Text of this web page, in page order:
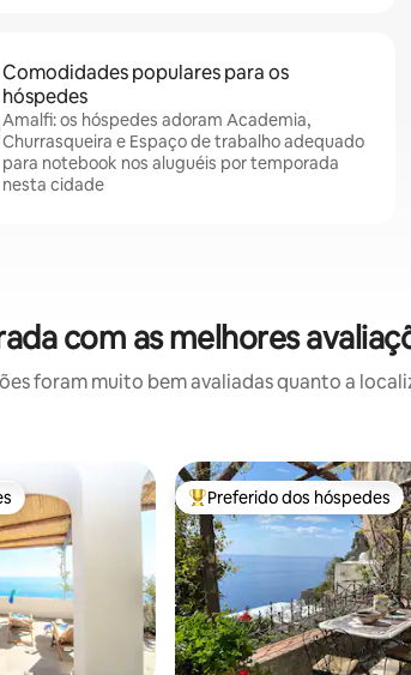
Comodidades populares para os
hóspedes
Amalfi: os hóspedes adoram Academia,
Churrasqueira e Espaço de trabalho adequado
para notebook nos aluguéis por temporada
nesta cidade
com as melhores
foram muito bem avaliadas quanto a
Entre os melhores
Preferido dos hóspedes